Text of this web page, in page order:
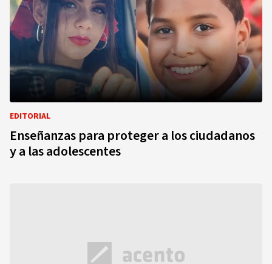
EDITORIAL
Enseñanzas para proteger a los ciudadanos
y a las adolescentes